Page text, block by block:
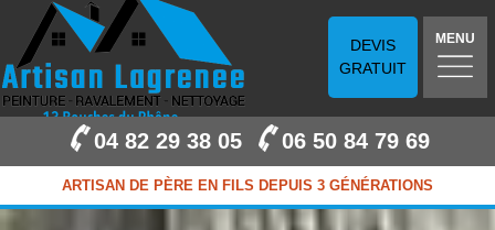
DEVIS
GRATUIT
MENU
04 82 29 38 05 06 50 84 79 69
ARTISAN DE PÈRE EN FILS DEPUIS 3 GÉNÉRATIONS